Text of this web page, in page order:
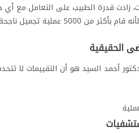
زادت قدرة الطبيب على التعامل
تصل نسبة نجاح عمليات التجميل التي 99 % .